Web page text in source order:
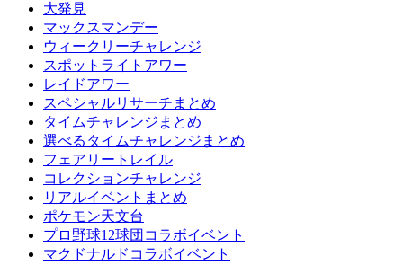
大発見
マックスマンデー
ウィークリーチャレンジ
スポットライトアワー
レイドアワー
スペシャルリサーチまとめ
タイムチャレンジまとめ
選べるタイムチャレンジまとめ
フェアリートレイル
コレクションチャレンジ
リアルイベントまとめ
ポケモン天文台
プロ野球12球団コラボイベント
マクドナルドコラボイベント